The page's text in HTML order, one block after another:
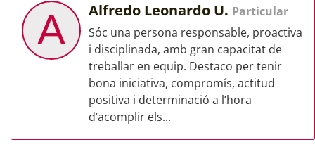
A Alfredo Leonardo U. Particular
Sóc una persona responsable, proactiva
i disciplinada, amb gran capacitat de
treballar en equip. Destaco per tenir
bona iniciativa, compromís, actitud
positiva i determinació a l’hora
d’acomplir els...